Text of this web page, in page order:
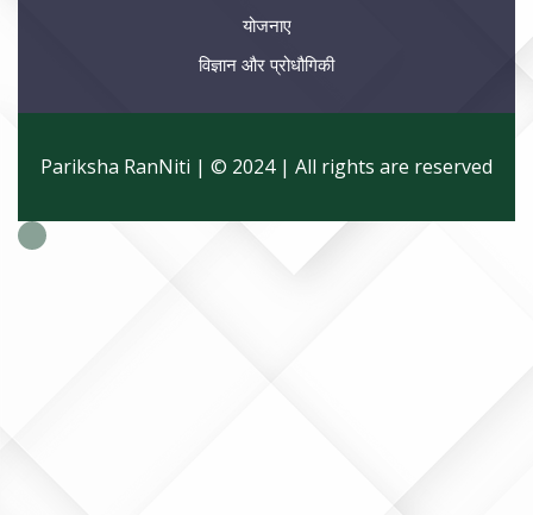
योजनाए
विज्ञान और प्रोधौगिकी
Pariksha RanNiti | © 2024 | All rights are reserved